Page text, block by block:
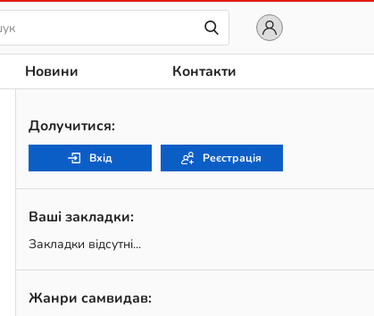
Новини Контакти
Долучитися:
Вхід Реєстрація
Ваші закладки:
Закладки відсутні...
Жанри самвидав: